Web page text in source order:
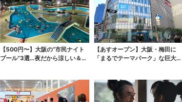
【500円〜】大阪の“市民ナイト
プール”3選…夜だから涼しい＆コ
【あすオープン】大阪・梅田に
「まるでテーマパーク」な巨大ス